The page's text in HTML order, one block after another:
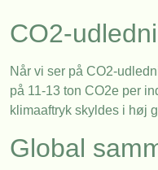
CO2-
Når vi ser på CO2-
på 11-13 ton CO2e per
klimaaftryk skyldes i høj
Global